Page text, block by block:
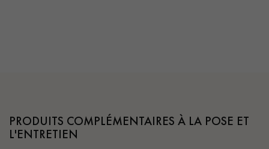
PRODUITS COMPLÉMENTAIRES À LA POSE ET
L'ENTRETIEN